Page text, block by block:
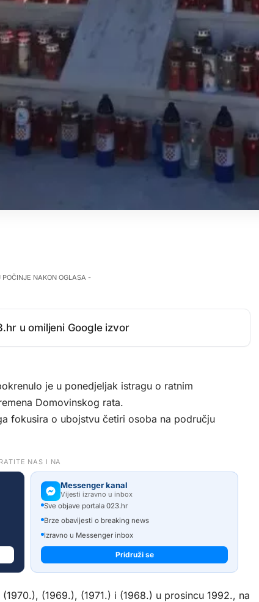
NAKON OGLASA -
u omiljeni Google izvor
je u ponedjeljak istragu o ratnim
Domovinskog rata.
fokusira o ubojstvu četiri osoba na području
NAS I NA
Messenger kanal
Vijesti izravno u inbox
Sve objave portala 023.hr
Brze obavijesti o breaking news
Izravno u Messenger inbox
Pridruži se
(1969.), (1971.) i (1968.) u prosincu 1992., na